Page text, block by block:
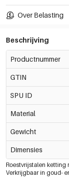
Over Belasting
Beschrijving
Productnummer
GTIN
SPU ID
Material
Gewicht
Dimensies
Roestvrijstalen ketting
Verkrijgbaar in goud-